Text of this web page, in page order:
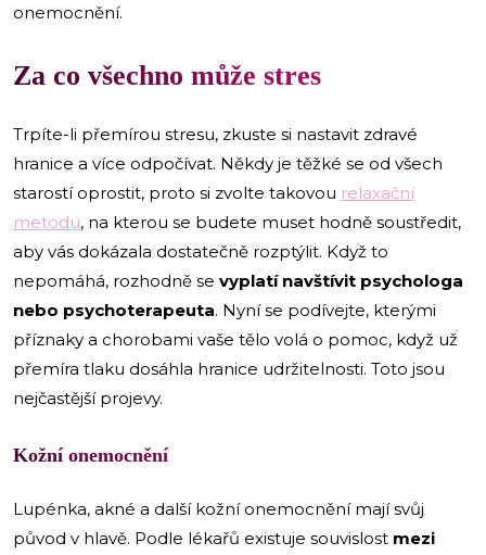
onemocnění.
Za co všechno může stres
Trpíte-li přemírou stresu, zkuste si nastavit zdravé
hranice a více odpočívat. Někdy je těžké se od všech
starostí oprostit, proto si zvolte takovou relaxační
metodu, na kterou se budete muset hodně soustředit,
aby vás dokázala dostatečně rozptýlit. Když to
nepomáhá, rozhodně se vyplatí navštívit psychologa
nebo psychoterapeuta. Nyní se podívejte, kterými
příznaky a chorobami vaše tělo volá o pomoc, když už
přemíra tlaku dosáhla hranice udržitelnosti. Toto jsou
nejčastější projevy.
Kožní onemocnění
Lupénka, akné a další kožní onemocnění mají svůj
původ v hlavě. Podle lékařů existuje souvislost mezi